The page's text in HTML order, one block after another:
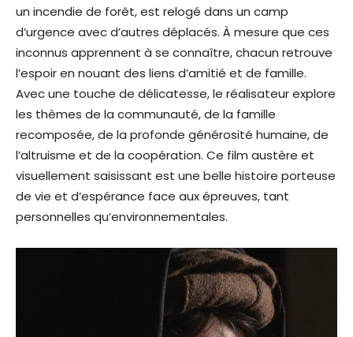
un incendie de forêt, est relogé dans un camp
d’urgence avec d’autres déplacés. À mesure que ces
inconnus apprennent à se connaître, chacun retrouve
l’espoir en nouant des liens d’amitié et de famille.
Avec une touche de délicatesse, le réalisateur explore
les thèmes de la communauté, de la famille
recomposée, de la profonde générosité humaine, de
l’altruisme et de la coopération. Ce film austère et
visuellement saisissant est une belle histoire porteuse
de vie et d’espérance face aux épreuves, tant
personnelles qu’environnementales.